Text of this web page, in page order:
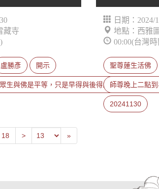
藏寺
盧勝彥 開示
生與佛是平等，只是早得與後得的分別
日期：2024/
地點：西雅
00:00(台灣
聖尊蓮生活佛
師尊晚上二點
20241130
18 >Previous »Last